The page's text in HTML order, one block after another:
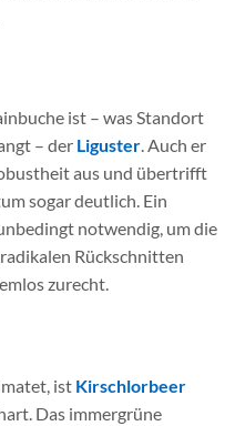
ist – was Standort
– der Liguster. Auch er
aus und übertrifft
sogar deutlich. Ein
notwendig, um die
Rückschnitten
zurecht.
ist Kirschlorbeer
Das immergrüne